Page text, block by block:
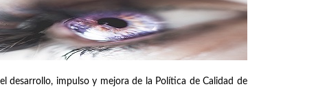
desarrollo, impulso y mejora de la Política de Calidad de